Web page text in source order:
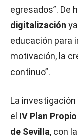
egresados”. De
digitalización
educación para
motivación, la
continuo”.
La
el IV Plan
de Sevilla, con la